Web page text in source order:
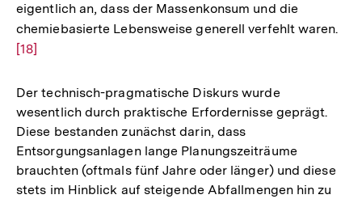
eigentlich an, dass der Massenkonsum und die
chemiebasierte Lebensweise generell verfehlt waren.
[18]
Der technisch-pragmatische Diskurs wurde
wesentlich durch praktische Erfordernisse geprägt.
Diese bestanden zunächst darin, dass
Entsorgungsanlagen lange Planungszeiträume
brauchten (oftmals fünf Jahre oder länger) und diese
stets im Hinblick auf steigende Abfallmengen hin zu